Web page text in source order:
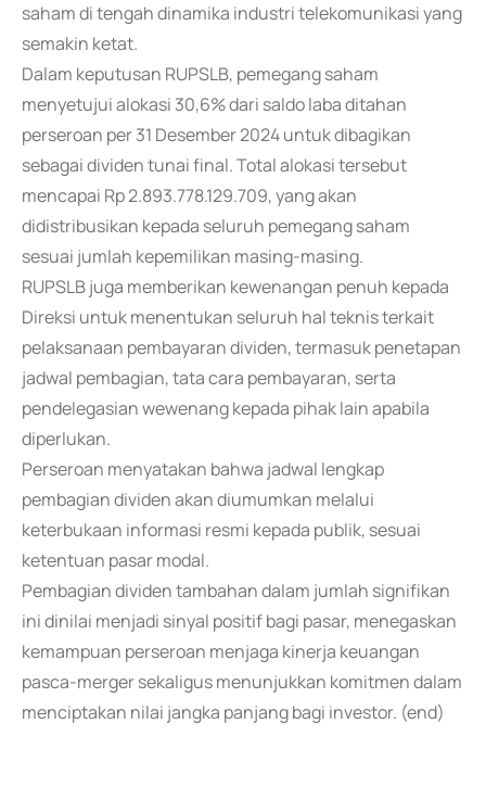
saham di tengah dinamika industri telekomunikasi yang
semakin ketat.
Dalam keputusan RUPSLB, pemegang saham
menyetujui alokasi 30,6% dari saldo laba ditahan
perseroan per 31 Desember 2024 untuk dibagikan
sebagai dividen tunai final. Total alokasi tersebut
mencapai Rp 2.893.778.129.709, yang akan
didistribusikan kepada seluruh pemegang saham
sesuai jumlah kepemilikan masing-masing.
RUPSLB juga memberikan kewenangan penuh kepada
Direksi untuk menentukan seluruh hal teknis terkait
pelaksanaan pembayaran dividen, termasuk penetapan
jadwal pembagian, tata cara pembayaran, serta
pendelegasian wewenang kepada pihak lain apabila
diperlukan.
Perseroan menyatakan bahwa jadwal lengkap
pembagian dividen akan diumumkan melalui
keterbukaan informasi resmi kepada publik, sesuai
ketentuan pasar modal.
Pembagian dividen tambahan dalam jumlah signifikan
ini dinilai menjadi sinyal positif bagi pasar, menegaskan
kemampuan perseroan menjaga kinerja keuangan
pasca-merger sekaligus menunjukkan komitmen dalam
menciptakan nilai jangka panjang bagi investor. (end)